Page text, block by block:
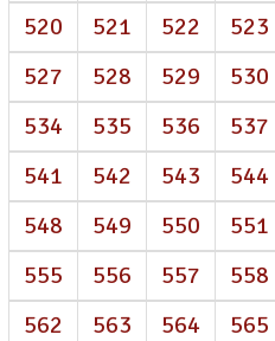
520
521 522 523
527
528 529 530
534
535 536 537
541
542 543 544
548
549 550 551
555
556 557 558
562
563 564 565